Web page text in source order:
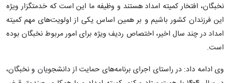
نخبگان، افتخار کمیته امداد هستند و وظیفه ما این است که خدمتگزار ویژه
این فرزندان کشور باشیم و بر همین اساس یکی از اولویت‌های مهم کمیته
امداد در چند سال اخیر، اختصاص ردیف ویژه برای امور مربوط نخبگان بوده
است.
وی ادامه داد: در راستای اجرای برنامه‌های حمایت از دانشجویان و نخبگان،